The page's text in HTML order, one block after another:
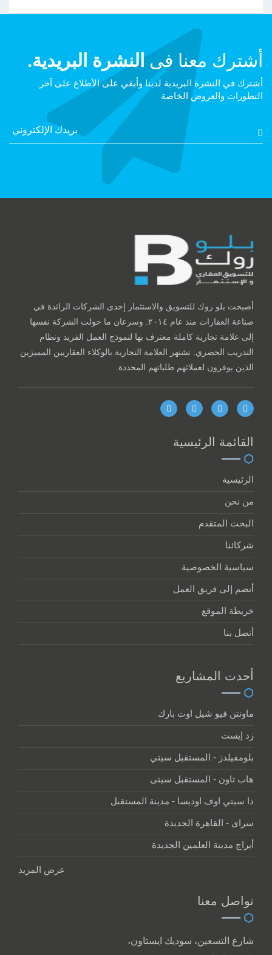
أشترك معنا فىالنشرة البريدية.
أشترك في النشرة البريدية لدينا وأبقي على الأطلاع على آخر
التطورات والعروض الخاصة
أصبحت بلو روك للتسويق والاستثمار إحدى الشركات الرائدة في
صناعة العقارات منذ عام ٢٠١٤. وسرعان ما حولت الشركة نفسها
إلى علامة تجارية كاملة معترف بها لنموذج العمل الفريد ونظام
التدريب الحصري. تشتهر العلامة التجارية بالوكلاء العقاريين المميزين
الذين يوفرون لعملائهم طلباتهم المحددة.
القائمة الرئيسية
الرئيسية
من نحن
البحث المتقدم
شركائنا
سياسية الخصوصية
أنضم إلى فريق العمل
خريطة الموقع
أتصل بنا
أحدت المشاريع
ماونتن فيو شيل اوت بارك
زد إيست
بلومفيلدز - المستقبل سيتي
هاب تاون - المستقبل سيتى
ذا سيتي اوف اوديسا - مدينة المستقبل
سراى - القاهرة الجديدة
أبراج مدينة العلمين الجديدة
عرض المزيد
تواصل معنا
شارع التسعين، سوديك ايستاون،